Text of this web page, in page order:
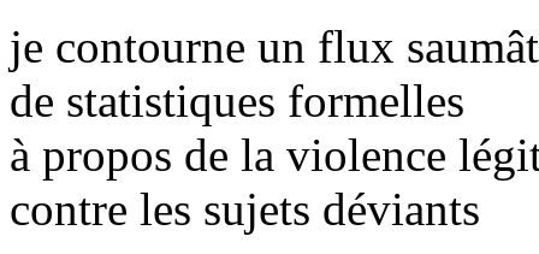
je contourne un flux
de statistiques formelles
à propos de la violence
contre les sujets déviants